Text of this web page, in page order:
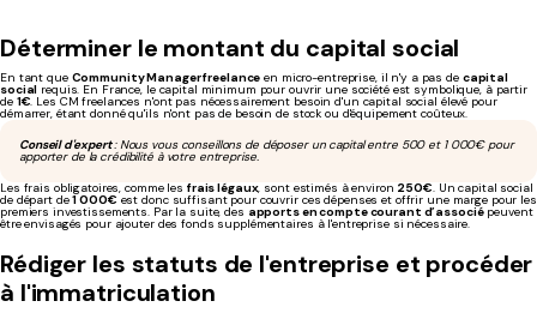
Déterminer le montant du capital social
En tant que Community Manager freelance en micro-entreprise, il n'y a pas de capital
social requis. En France, le capital minimum pour ouvrir une société est symbolique, à partir
de 1€. Les CM freelances n'ont pas nécessairement besoin d'un capital social élevé pour
démarrer, étant donné qu'ils n'ont pas de besoin de stock ou d'équipement coûteux.
Conseil d'expert: Nous vous conseillons de déposer un capital entre 500 et 1 000€ pour
apporter de la crédibilité à votre entreprise.
Les frais obligatoires, comme les frais légaux, sont estimés à environ 250€. Un capital social
de départ de1 000€ est donc suffisant pour couvrir ces dépenses et offrir une marge pour les
premiers investissements. Par la suite, des apports en compte courant d’associépeuvent
être envisagés pour ajouter des fonds supplémentaires à l'entreprise si nécessaire.
Rédiger les statuts de l'entreprise et procéder
à l'immatriculation